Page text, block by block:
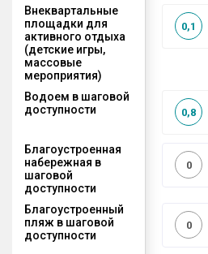
Внеквартальные
площадки для
активного отдыха
(детские игры,
массовые
мероприятия)
0,1
Водоем в шаговой
доступности
0,8
Благоустроенная
набережная в
шаговой
доступности
0
Благоустроенный
пляж в шаговой
доступности
0